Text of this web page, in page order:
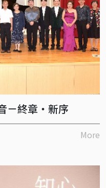
－終章・新序
More